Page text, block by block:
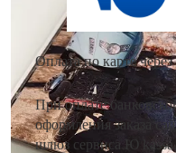
Оплата по карте
При оплате
оформления заказа
шлюз сервиса Ю